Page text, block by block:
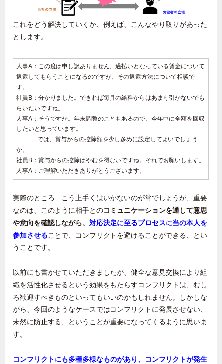
これをどう解決していくか、例えば、こんなやり取りがあった
とします。
人事A ：この度は申し訳ありません。過払いとなっている賃金について
返還してもらうことになるのですが、その返還方法について相談で
す。
社員 B ：分かりました。できれば毎月の給料からはあまり引かないでも
らいたいですね。
人事A ：そうですか。年末調整のこともあるので、今年中に全額を回収
したいと思っています。
では、賞与からの控除額を少し多めに設定してよいでしょう
か。
社員 B ：賞与からの控除はやむを得ないですね。それでお願いします。
人事A ：ご理解いただきありがとうございます。
実際のところ、こう上手くはいかないのが常でしょうが、重要
なのは、このように相手とのコミュニケーションを通して意思
や意向を確認しながら、対応決定に至るプロセスに当の本人を
参加させることで、コンフリクトを避けることができる、とい
うことです。
以前にも書かせていただきましたが、健全な意見交換により組
織を活性化させるという効果をもたらすコンフリクトは、むし
ろ歓迎すべきものといってもいいのかもしれません。しかしな
がら、今回のようなケースではコンフリクトに発展させない、
未然に防止する、ということが重要になってくるように思いま
す。
コンフリクトにも多種多様なものがあり、コンフリクトが発生